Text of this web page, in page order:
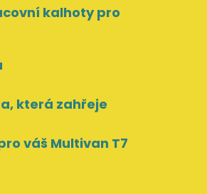
kalhoty pro
která zahřeje
váš Multivan T7